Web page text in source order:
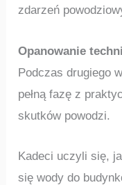
zdarzeń
Opanowanie
Podczas drugiego
pełną fazę z
skutków powodzi.
Kadeci uczyli się,
się wody do